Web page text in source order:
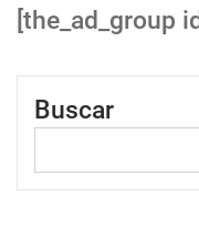
[the_ad_group
Buscar